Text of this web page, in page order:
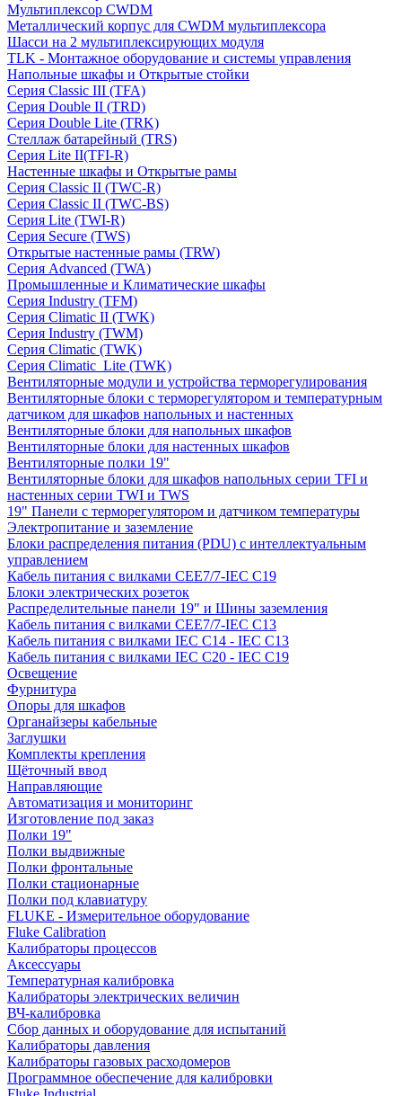
Мультиплексор CWDM
Металлический корпус для CWDM мультиплексора
Шасси на 2 мультиплексирующих модуля
TLK - Монтажное оборудование и системы управления
Напольные шкафы и Открытые стойки
Серия Classic III (TFA)
Серия Double II (TRD)
Серия Double Lite (TRK)
Стеллаж батарейный (TRS)
Серия Lite II(TFI-R)
Настенные шкафы и Открытые рамы
Серия Classic II (TWC-R)
Серия Classic II (TWC-BS)
Серия Lite (TWI-R)
Серия Secure (TWS)
Открытые настенные рамы (TRW)
Серия Advanced (TWA)
Промышленные и Климатические шкафы
Серия Industry (TFM)
Серия Climatic II (TWK)
Серия Industry (TWM)
Серия Climatic (TWK)
Серия Climatic_Lite (TWK)
Вентиляторные модули и устройства терморегулирования
Вентиляторные блоки с терморегулятором и температурным
датчиком для шкафов напольных и настенных
Вентиляторные блоки для напольных шкафов
Вентиляторные блоки для настенных шкафов
Вентиляторные полки 19"
Вентиляторные блоки для шкафов напольных серии TFI и
настенных серии TWI и TWS
19" Панели с терморегулятором и датчиком температуры
Электропитание и заземление
Блоки распределения питания (PDU) с интеллектуальным
управлением
Кабель питания с вилками CEE7/7-IEC C19
Блоки электрических розеток
Распределительные панели 19" и Шины заземления
Кабель питания с вилками CEE7/7-IEC C13
Кабель питания с вилками IEC C14 - IEC C13
Кабель питания с вилками IEC C20 - IEC C19
Освещение
Фурнитура
Опоры для шкафов
Органайзеры кабельные
Заглушки
Комплекты крепления
Щёточный ввод
Направляющие
Автоматизация и мониторинг
Изготовление под заказ
Полки 19"
Полки выдвижные
Полки фронтальные
Полки стационарные
Полки под клавиатуру
FLUKE - Измерительное оборудование
Fluke Calibration
Калибраторы процессов
Аксессуары
Температурная калибровка
Калибраторы электрических величин
ВЧ-калибровка
Сбор данных и оборудование для испытаний
Калибраторы давления
Калибраторы газовых расходомеров
Программное обеспечение для калибровки